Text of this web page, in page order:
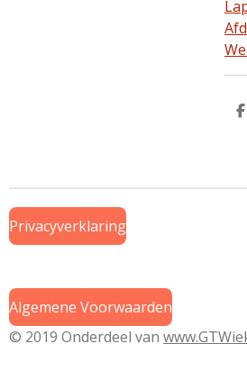
D
Privacyverklaring
Algemene Voorwaarden
© 2019 Onderdeel van